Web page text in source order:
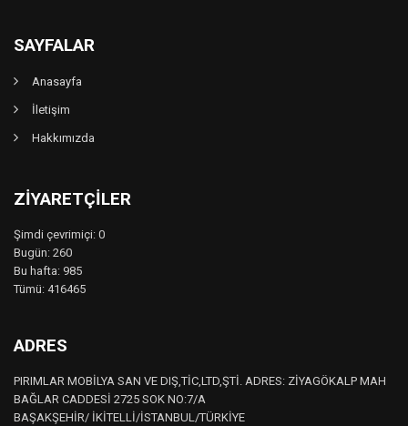
SAYFALAR
Anasayfa
İletişim
Hakkımızda
ZIYARETÇILER
Şimdi çevrimiçi: 0
Bugün: 260
Bu hafta: 985
Tümü: 416465
ADRES
PIRIMLAR MOBİLYA SAN VE DIŞ,TİC,LTD,ŞTİ. ADRES: ZİYAGÖKALP MAH
BAĞLAR CADDESİ 2725 SOK NO:7/A
BAŞAKŞEHİR/ İKİTELLİ/İSTANBUL/TÜRKİYE